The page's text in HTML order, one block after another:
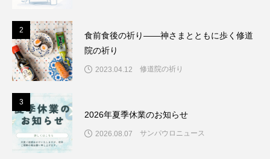
2
食前食後の祈り――神さまとともに歩く修道
院の祈り
2023.04.12 修道院の祈り
3
2026年夏季休業のお知らせ
2026.08.07 サンパウロニュース